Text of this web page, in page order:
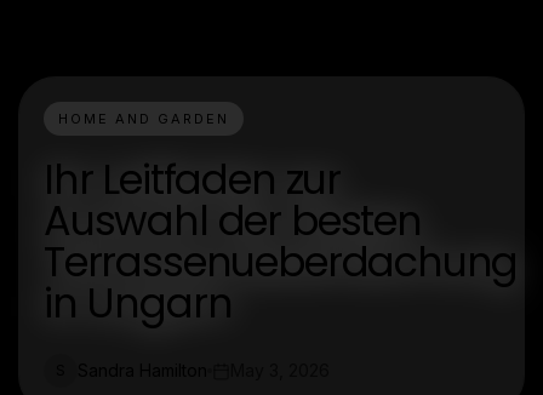
HOME AND GARDEN
Ihr Leitfaden zur
Auswahl der besten
Terrassenueberdachung
in Ungarn